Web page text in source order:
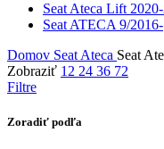
Seat Ateca Lift
Seat ATECA 9/2016-
Domov Seat Ateca Seat
Zobraziť 12 24 36 72
Filtre
Zoradiť podľa